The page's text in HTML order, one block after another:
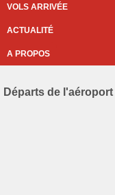
VOLS ARRIVÉE
ACTUALITÉ
A PROPOS
Départs de